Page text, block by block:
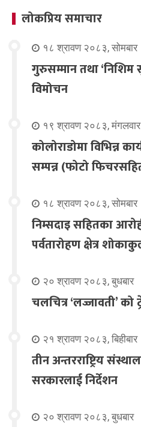
लोकप्रिय समाचार
१८ श्रावण २०८३, सोमबार
गुरुसम्मान तथा ‘निशिम
विमोचन
१९ श्रावण २०८३, मंगलवार
कोलोराडोमा विभिन्न
सम्पन्न (फोटो
१८ श्रावण २०८३, सोमबार
निम्सदाइ सहितका
पर्वतारोहण क्षेत्र
२० श्रावण २०८३, बुधबार
चलचित्र ‘लज्जावती’ को
२१ श्रावण २०८३, बिहीबार
तीन अन्तरराष्ट्रिय
सरकारलाई निर्देशन
२० श्रावण २०८३, बुधबार